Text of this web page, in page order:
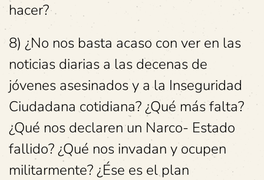
hacer?
8) ¿No nos basta acaso con ver en las
noticias diarias a las decenas de
jóvenes asesinados y a la Inseguridad
Ciudadana cotidiana? ¿Qué más falta?
¿Qué nos declaren un Narco- Estado
fallido? ¿Qué nos invadan y ocupen
militarmente? ¿Ése es el plan